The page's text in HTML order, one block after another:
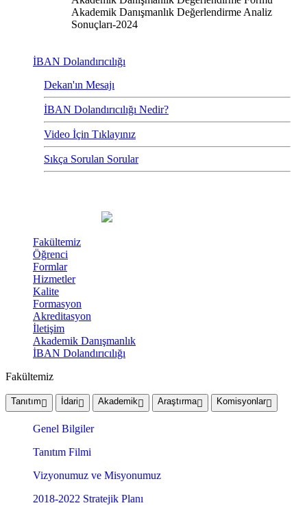
Akademik Danışmanlık Değerlendirme Analiz
Sonuçları-2024
İBAN Dolandırıcılığı
Dekan'ın Mesajı
İBAN Dolandırıcılığı Nedir?
Video İçin Tıklayınız
Sıkça Sorulan Sorular
Fakültemiz
Öğrenci
Formlar
Hizmetler
Kalite
Formasyon
Akreditasyon
İletişim
Akademik Danışmanlık
İBAN Dolandırıcılığı
Fakültemiz
Tanıtım İdari Akademik Araştırma Komisyonlar
Genel Bilgiler
Tanıtım Filmi
Vizyonumuz ve Misyonumuz
2018-2022 Stratejik Planı